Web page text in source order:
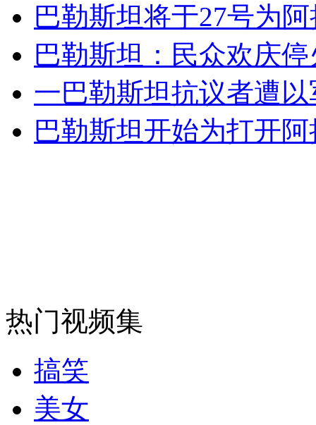
无痛分娩是否安全 医生回应
外交部：反对强权政治霸凌主义
外交部：有关国家言论片面不公正
消防员救轻生者 花炮节热闹非凡
纽约上演“枕头大战”
巴勒斯坦将于27号为
巴勒斯坦：民众欢庆
一巴勒斯坦抗议者遭
巴勒斯坦开始为打开
热门视频集
搞笑
美女